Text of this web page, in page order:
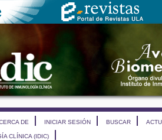
DE INICIAR SESIÓN BUSCAR
CLÍNICA (IDIC)